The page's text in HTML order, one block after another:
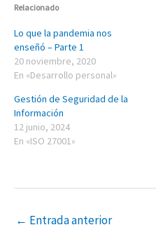
Relacionado
Lo que la pandemia nos
enseñó – Parte 1
20 noviembre, 2020
En «Desarrollo personal»
Gestión de Seguridad de la
Información
12 junio, 2024
En «ISO 27001»
← Entrada anterior